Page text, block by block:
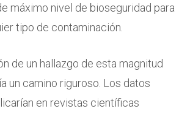
máximo nivel de bioseguridad para
tipo de contaminación.
de un hallazgo de esta magnitud
un camino riguroso. Los datos
en revistas científicas